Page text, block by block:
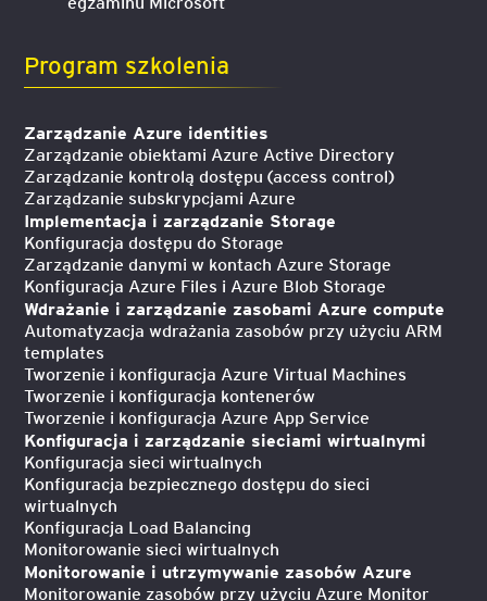
Program szkolenia
Zarządzanie Azure identities
Zarządzanie obiektami Azure Active Directory
Zarządzanie kontrolą dostępu (access control)
Zarządzanie subskrypcjami Azure
Implementacja i zarządzanie Storage
Konfiguracja dostępu do Storage
Zarządzanie danymi w kontach Azure Storage
Konfiguracja Azure Files i Azure Blob Storage
Wdrażanie i zarządzanie zasobami Azure compute
Automatyzacja wdrażania zasobów przy użyciu ARM
templates
Tworzenie i konfiguracja Azure Virtual Machines
Tworzenie i konfiguracja kontenerów
Tworzenie i konfiguracja Azure App Service
Konfiguracja i zarządzanie sieciami wirtualnymi
Konfiguracja sieci wirtualnych
Konfiguracja bezpiecznego dostępu do sieci
wirtualnych
Konfiguracja Load Balancing
Monitorowanie sieci wirtualnych
Monitorowanie i utrzymywanie zasobów Azure
Monitorowanie zasobów przy użyciu Azure Monitor